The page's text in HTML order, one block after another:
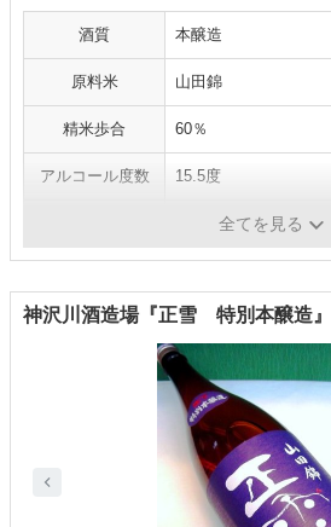
酒質 本醸造
原料米 山田錦
精米歩合 60％
アルコール度数 15.5度
1800ml全てを見る
神沢川酒造場『正雪 特別本醸造』